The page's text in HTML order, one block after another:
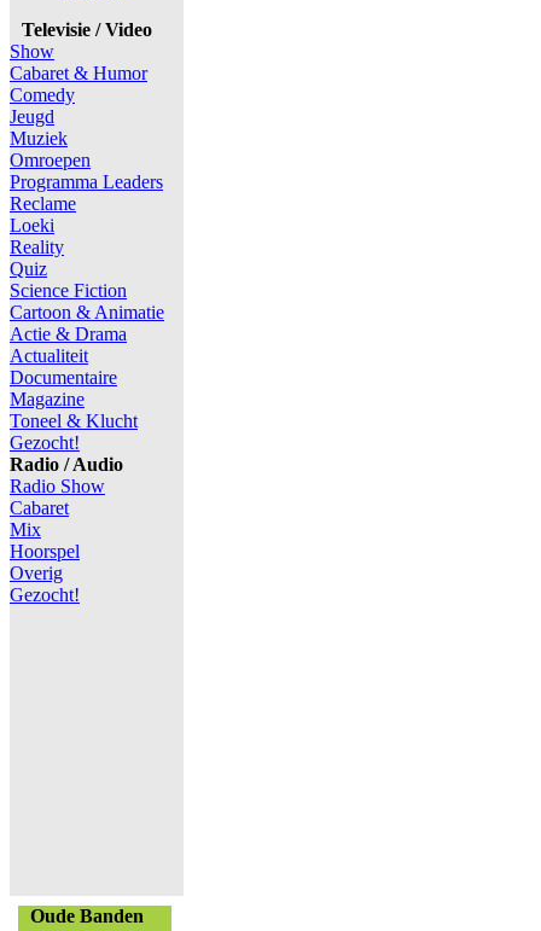
Televisie / Video
Show
Cabaret & Humor
Comedy
Jeugd
Muziek
Omroepen
Programma Leaders
Reclame
Loeki
Reality
Quiz
Science Fiction
Cartoon & Animatie
Actie & Drama
Actualiteit
Documentaire
Magazine
Toneel & Klucht
Gezocht!
Radio / Audio
Radio Show
Cabaret
Mix
Hoorspel
Overig
Gezocht!
Oude Banden